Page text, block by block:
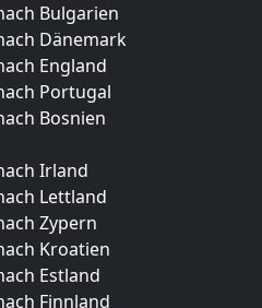
Bulgarien
Dänemark
England
Portugal
Bosnien
Irland
Lettland
Zypern
Kroatien
Estland
Finnland